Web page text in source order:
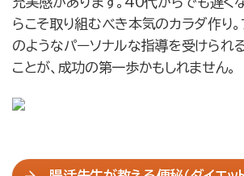
らこそ取り組むべき本気のカラダ作り。
のようなパーソナルな指導を受けられ
ことが、成功の第一歩かもしれません。